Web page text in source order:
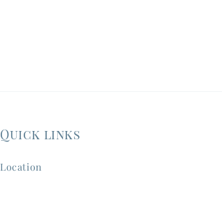
Quick links
Location